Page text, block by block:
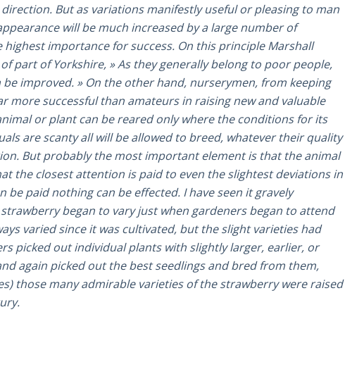
But as variations manifestly useful or pleasing to man
will be much increased by a large number of
importance for success. On this principle Marshall
part of Yorkshire, » As they generally belong to poor people,
be improved. » On the other hand, nurserymen, from keeping
more successful than amateurs in raising new and valuable
or plant can be reared only where the conditions for its
are scanty all will be allowed to breed, whatever their quality
But probably the most important element is that the animal
the closest attention is paid to even the slightest deviations in
paid nothing can be effected. I have seen it gravely
began to vary just when gardeners began to attend
varied since it was cultivated, but the slight varieties had
picked out individual plants with slightly larger, earlier, or
again picked out the best seedlings and bred from them,
those many admirable varieties of the strawberry were raised